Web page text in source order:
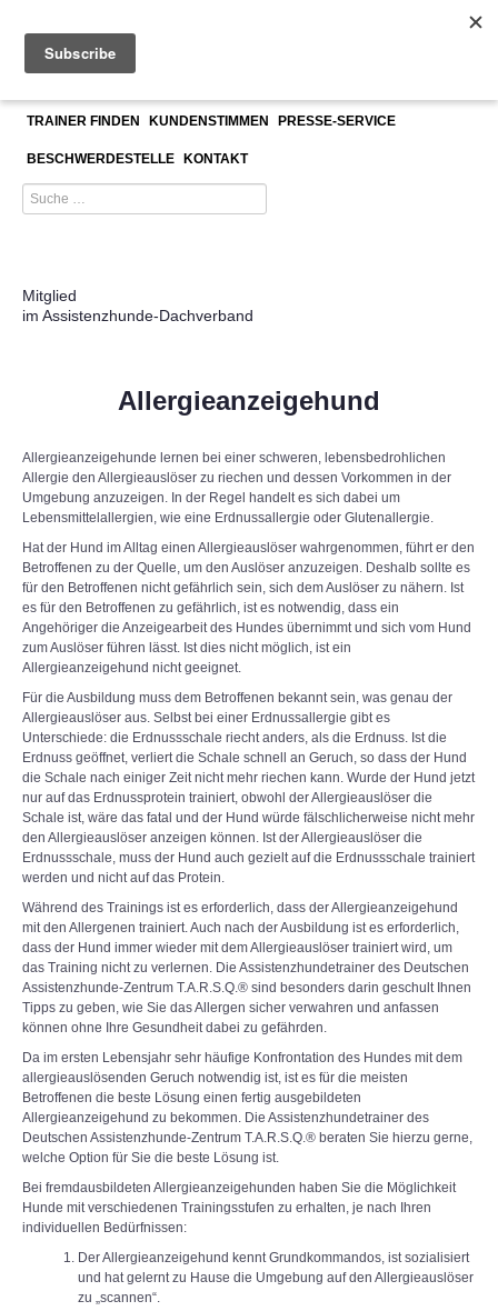
TRAINER FINDEN KUNDENSTIMMEN PRESSE-SERVICE
BESCHWERDESTELLE KONTAKT
Mitglied
im Assistenzhunde-Dachverband
Allergieanzeigehund
Allergieanzeigehunde lernen bei einer schweren, lebensbedrohlichen
Allergie den Allergieauslöser zu riechen und dessen Vorkommen in der
Umgebung anzuzeigen. In der Regel handelt es sich dabei um
Lebensmittelallergien, wie eine Erdnussallergie oder Glutenallergie.
Hat der Hund im Alltag einen Allergieauslöser wahrgenommen, führt er den
Betroffenen zu der Quelle, um den Auslöser anzuzeigen. Deshalb sollte es
für den Betroffenen nicht gefährlich sein, sich dem Auslöser zu nähern. Ist
es für den Betroffenen zu gefährlich, ist es notwendig, dass ein
Angehöriger die Anzeigearbeit des Hundes übernimmt und sich vom Hund
zum Auslöser führen lässt. Ist dies nicht möglich, ist ein
Allergieanzeigehund nicht geeignet.
Für die Ausbildung muss dem Betroffenen bekannt sein, was genau der
Allergieauslöser aus. Selbst bei einer Erdnussallergie gibt es
Unterschiede: die Erdnussschale riecht anders, als die Erdnuss. Ist die
Erdnuss geöffnet, verliert die Schale schnell an Geruch, so dass der Hund
die Schale nach einiger Zeit nicht mehr riechen kann. Wurde der Hund jetzt
nur auf das Erdnussprotein trainiert, obwohl der Allergieauslöser die
Schale ist, wäre das fatal und der Hund würde fälschlicherweise nicht mehr
den Allergieauslöser anzeigen können. Ist der Allergieauslöser die
Erdnussschale, muss der Hund auch gezielt auf die Erdnussschale trainiert
werden und nicht auf das Protein.
Während des Trainings ist es erforderlich, dass der Allergieanzeigehund
mit den Allergenen trainiert. Auch nach der Ausbildung ist es erforderlich,
dass der Hund immer wieder mit dem Allergieauslöser trainiert wird, um
das Training nicht zu verlernen. Die Assistenzhundetrainer des Deutschen
Assistenzhunde-Zentrum T.A.R.S.Q.® sind besonders darin geschult Ihnen
Tipps zu geben, wie Sie das Allergen sicher verwahren und anfassen
können ohne Ihre Gesundheit dabei zu gefährden.
Da im ersten Lebensjahr sehr häufige Konfrontation des Hundes mit dem
allergieauslösenden Geruch notwendig ist, ist es für die meisten
Betroffenen die beste Lösung einen fertig ausgebildeten
Allergieanzeigehund zu bekommen. Die Assistenzhundetrainer des
Deutschen Assistenzhunde-Zentrum T.A.R.S.Q.® beraten Sie hierzu gerne,
welche Option für Sie die beste Lösung ist.
Bei fremdausbildeten Allergieanzeigehunden haben Sie die Möglichkeit
Hunde mit verschiedenen Trainingsstufen zu erhalten, je nach Ihren
individuellen Bedürfnissen:
Der Allergieanzeigehund kennt Grundkommandos, ist sozialisiert
und hat gelernt zu Hause die Umgebung auf den Allergieauslöser
zu „scannen“.